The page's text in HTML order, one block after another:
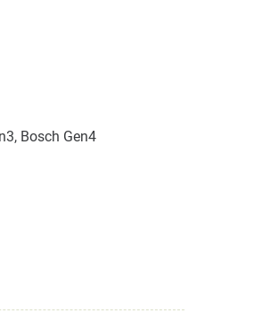
Bosch Gen4